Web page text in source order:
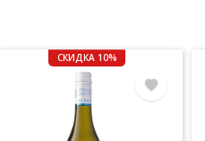
СКИДКА 10%